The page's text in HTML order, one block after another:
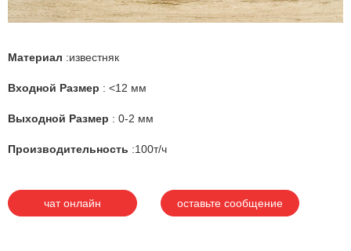
Материал :известняк
Входной Размер : <12 мм
Выходной Размер : 0-2 мм
Производительность :100т/ч
чат онлайн оставьте сообщение